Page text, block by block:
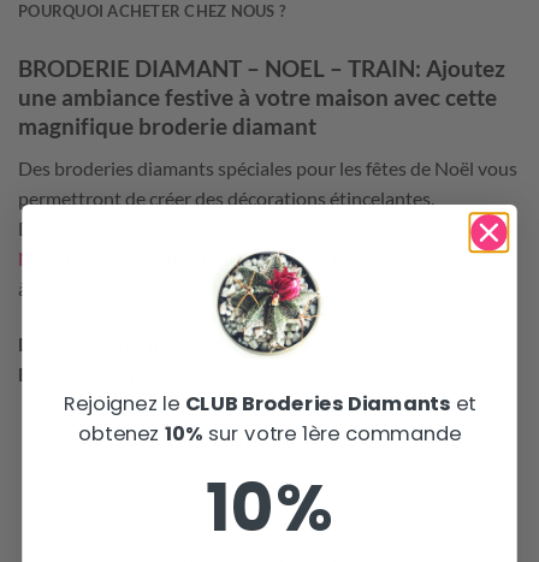
POURQUOI ACHETER CHEZ NOUS ?
BRODERIE DIAMANT – NOEL – TRAIN: Ajoutez
une ambiance festive à votre maison avec cette
magnifique broderie diamant
Des broderies diamants spéciales pour les fêtes de Noël vous
permettront de créer des décorations étincelantes.
Découvrez la magie de Noël avec les
broderies diamants de
Noël
. Exprimez votre créativité et ajoutez une touche festive
à votre intérieur.
Décorez votre maison avec le train du Père Noël –
Broderie diamant
Une broderie diamant magnifique pour ajouter une
touche festive à votre décoration de Noël.
Cette broderie diamant offre des couleurs vives et
éclatantes, d’une qualité exceptionnelle.
Rejoignez le CLUB Broderies Diamantset
obtenez 10% sur votre 1ère commande
10%